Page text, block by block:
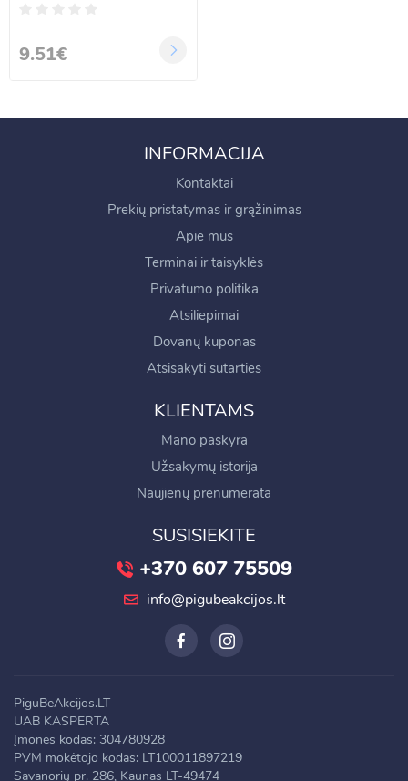
9.51€
INFORMACIJA
Kontaktai
Prekių pristatymas ir grąžinimas
Apie mus
Terminai ir taisyklės
Privatumo politika
Atsiliepimai
Dovanų kuponas
Atsisakyti sutarties
KLIENTAMS
Mano paskyra
Užsakymų istorija
Naujienų prenumerata
SUSISIEKITE
+370 607 75509
info@pigubeakcijos.lt
PiguBeAkcijos.LT
UAB KASPERTA
Įmonės kodas: 304780928
PVM mokėtojo kodas: LT100011897219
Savanorių pr. 286, Kaunas LT-49474